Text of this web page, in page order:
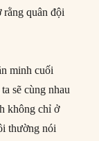
quân đội
minh cuối
sẽ cùng nhau
không chỉ ở
thường nói